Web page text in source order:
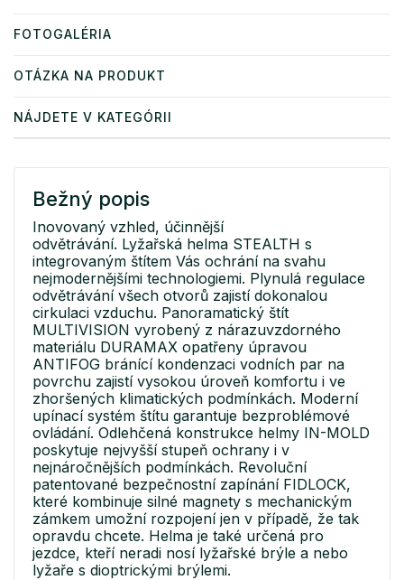
FOTOGALÉRIA
OTÁZKA NA PRODUKT
NÁJDETE V KATEGÓRII
Bežný popis
Inovovaný vzhled, účinnější
odvětrávání. Lyžařská helma STEALTH s
integrovaným štítem Vás ochrání na svahu
nejmodernějšími technologiemi. Plynulá regulace
odvětrávání všech otvorů zajistí dokonalou
cirkulaci vzduchu. Panoramatický štít
MULTIVISION vyrobený z nárazuvzdorného
materiálu DURAMAX opatřeny úpravou
ANTIFOG bránící kondenzaci vodních par na
povrchu zajistí vysokou úroveň komfortu i ve
zhoršených klimatických podmínkách. Moderní
upínací systém štítu garantuje bezproblémové
ovládání. Odlehčená konstrukce helmy IN-MOLD
poskytuje nejvyšší stupeň ochrany i v
nejnáročnějších podmínkách. Revoluční
patentované bezpečnostní zapínání FIDLOCK,
které kombinuje silné magnety s mechanickým
zámkem umožní rozpojení jen v případě, že tak
opravdu chcete. Helma je také určená pro
jezdce, kteří neradi nosí lyžařské brýle a nebo
lyžaře s dioptrickými brýlemi.